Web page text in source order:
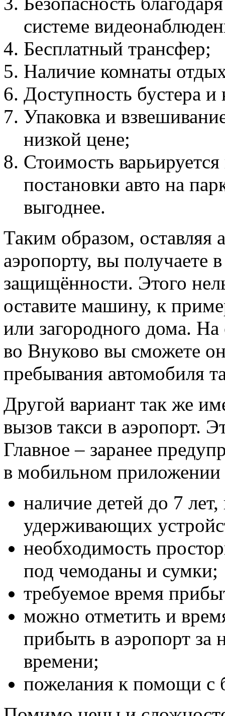
системе
Бесплатный трансфер;
Наличие комнаты
Доступность бустера и
Упаковка и
низкой цене;
Стоимость
постановки авто на
выгоднее.
Таким образом, оставляя
аэропорту, вы получаете
защищённости. Этого
оставите машину, к
или загородного дома.
во Внуково вы сможете
пребывания автомобиля
Другой вариант так же
вызов такси в аэропорт.
Главное – заранее
в мобильном
наличие детей до 7
удерживающих
необходимость
под чемоданы и сумки;
требуемое время
можно отметить и
прибыть в аэропорт за
времени;
пожелания к помощи с